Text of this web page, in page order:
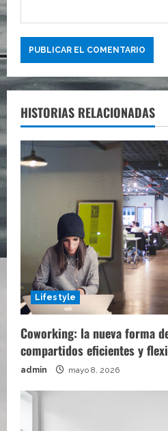
HISTORIAS RELACIONADAS
Lifestyle
Coworking: la nueva forma
compartidos eficientes y
admin mayo 8, 2026